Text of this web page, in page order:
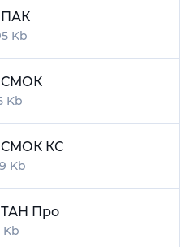
Kb
Kb
КС
Kb
Про
Kb